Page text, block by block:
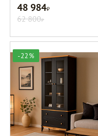
48 984Р
62 800Р
-22%